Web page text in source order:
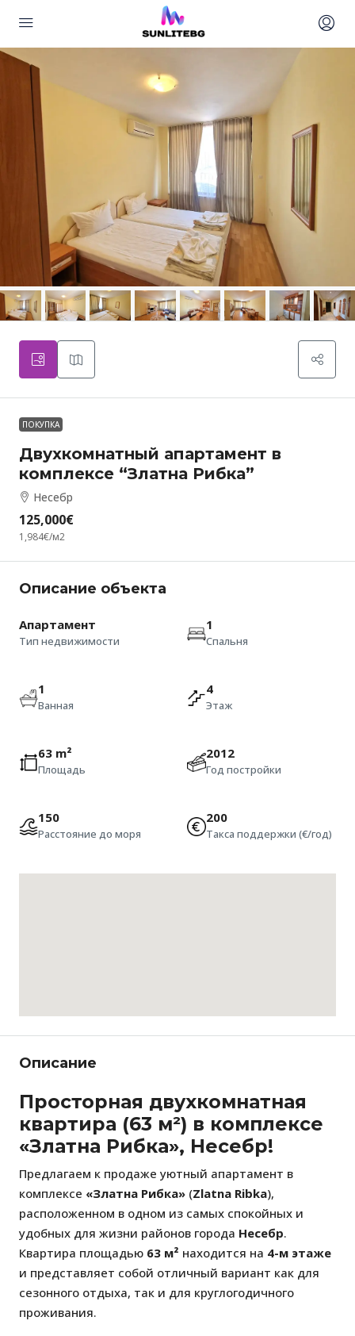
ПОКУПКА
Двухкомнатный апартамент в
комплексе “Златна Рибка”
Несебр
125,000€
1,984€/м2
Описание объекта
Апартамент
Тип недвижимости
1
Спальня
1
Ванная
4
Этаж
63 m²
Площадь
2012
Год постройки
150
Расстояние до моря
200
Такса поддержки (€/год)
Описание
Просторная двухкомнатная
квартира (63 м²) в комплексе
«Златна Рибка», Несебр!
Предлагаем к продаже уютный апартамент в
комплексе «Златна Рибка» (Zlatna Ribka),
расположенном в одном из самых спокойных и
удобных для жизни районов города Несебр.
Квартира площадью 63 м² находится на 4-м этаже
и представляет собой отличный вариант как для
сезонного отдыха, так и для круглогодичного
проживания.